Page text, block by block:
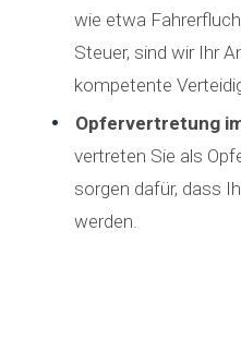
wie etwa
Steuer, sind wir Ihr
kompetente
Opfervertretung
vertreten Sie als
sorgen dafür, dass
werden.